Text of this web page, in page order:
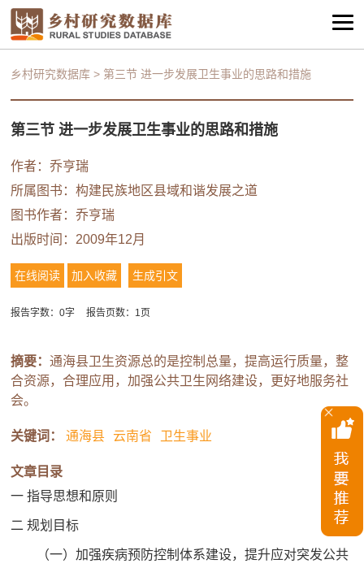
乡村研究数据库 > 第三节 进一步发展卫生事业的思路和措施
第三节 进一步发展卫生事业的思路和措施
作者：乔亨瑞
所属图书：构建民族地区县域和谐发展之道
图书作者：乔亨瑞
出版时间：2009年12月
在线阅读 加入收藏 生成引文
报告字数：0字 报告页数：1页
摘要：通海县卫生资源总的是控制总量，提高运行质量，整
合资源，合理应用，加强公共卫生网络建设，更好地服务社
会。
关键词： 通海县 云南省 卫生事业
文章目录
一 指导思想和原则
二 规划目标
（一）加强疾病预防控制体系建设，提升应对突发公共